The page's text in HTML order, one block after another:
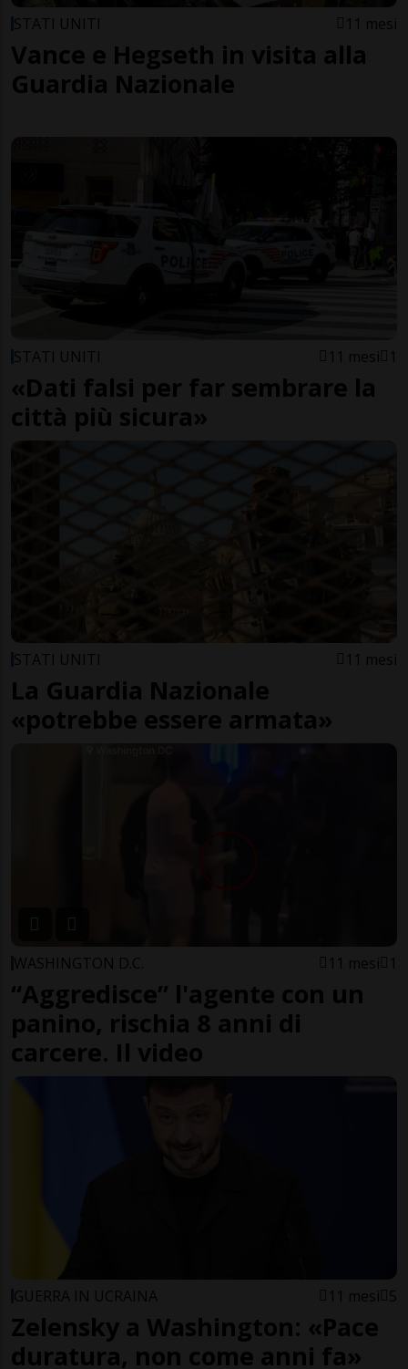
STATI UNITI 11 mesi
Vance e Hegseth in visita alla
Guardia Nazionale
STATI UNITI 11 mesi 1
«Dati falsi per far sembrare la
città più sicura»
STATI UNITI 11 mesi
La Guardia Nazionale
«potrebbe essere armata»
WASHINGTON D.C. 11 mesi 1
“Aggredisce” l'agente con un
panino, rischia 8 anni di
carcere. Il video
GUERRA IN UCRAINA 11 mesi 5
Zelensky a Washington: «Pace
duratura, non come anni fa»